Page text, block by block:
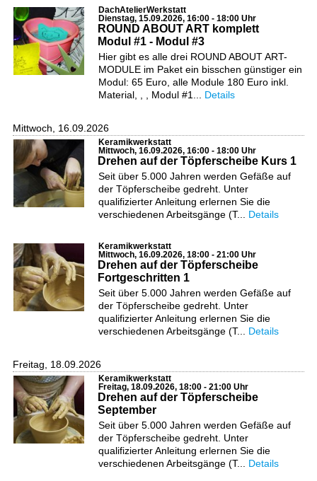
DachAtelierWerkstatt
Dienstag, 15.09.2026, 16:00 - 18:00 Uhr
ROUND ABOUT ART komplett
Modul #1 - Modul #3
Hier gibt es alle drei ROUND ABOUT ART-
MODULE im Paket ein bisschen günstiger ein
Modul: 65 Euro, alle Module 180 Euro inkl.
Material, , , Modul #1... Details
Mittwoch, 16.09.2026
Keramikwerkstatt
Mittwoch, 16.09.2026, 16:00 - 18:00 Uhr
Drehen auf der Töpferscheibe Kurs 1
Seit über 5.000 Jahren werden Gefäße auf
der Töpferscheibe gedreht. Unter
qualifizierter Anleitung erlernen Sie die
verschiedenen Arbeitsgänge (T... Details
Keramikwerkstatt
Mittwoch, 16.09.2026, 18:00 - 21:00 Uhr
Drehen auf der Töpferscheibe
Fortgeschritten 1
Seit über 5.000 Jahren werden Gefäße auf
der Töpferscheibe gedreht. Unter
qualifizierter Anleitung erlernen Sie die
verschiedenen Arbeitsgänge (T... Details
Freitag, 18.09.2026
Keramikwerkstatt
Freitag, 18.09.2026, 18:00 - 21:00 Uhr
Drehen auf der Töpferscheibe
September
Seit über 5.000 Jahren werden Gefäße auf
der Töpferscheibe gedreht. Unter
qualifizierter Anleitung erlernen Sie die
verschiedenen Arbeitsgänge (T... Details